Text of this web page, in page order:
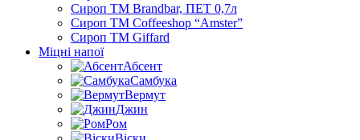
Сироп TM Brandbar, ПЕТ 0,7л
Сироп TM Coffeeshop “Amster”
Сироп TM Giffard
Міцні напої
Абсент
Самбука
Вермут
Джин
Ром